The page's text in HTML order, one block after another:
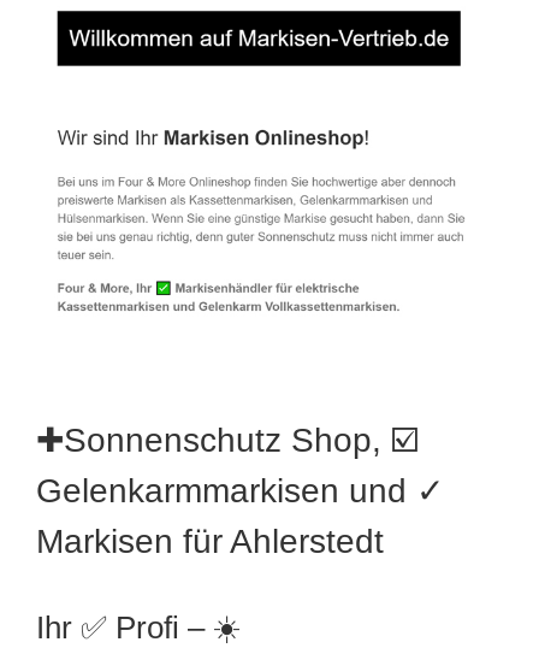
✚Sonnenschutz Shop, ☑️
Gelenkarmmarkisen und ✓
Markisen für Ahlerstedt
Ihr ✅ Profi – ☀️